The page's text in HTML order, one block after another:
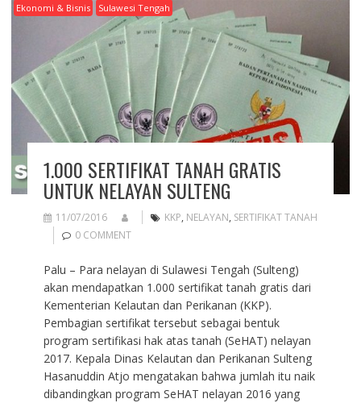
Ekonomi & Bisnis Sulawesi Tengah
1.000 SERTIFIKAT TANAH GRATIS
UNTUK NELAYAN SULTENG
11/07/2016 KKP, NELAYAN, SERTIFIKAT TANAH
0 COMMENT
Palu – Para nelayan di Sulawesi Tengah (Sulteng)
akan mendapatkan 1.000 sertifikat tanah gratis dari
Kementerian Kelautan dan Perikanan (KKP).
Pembagian sertifikat tersebut sebagai bentuk
program sertifikasi hak atas tanah (SeHAT) nelayan
2017. Kepala Dinas Kelautan dan Perikanan Sulteng
Hasanuddin Atjo mengatakan bahwa jumlah itu naik
dibandingkan program SeHAT nelayan 2016 yang